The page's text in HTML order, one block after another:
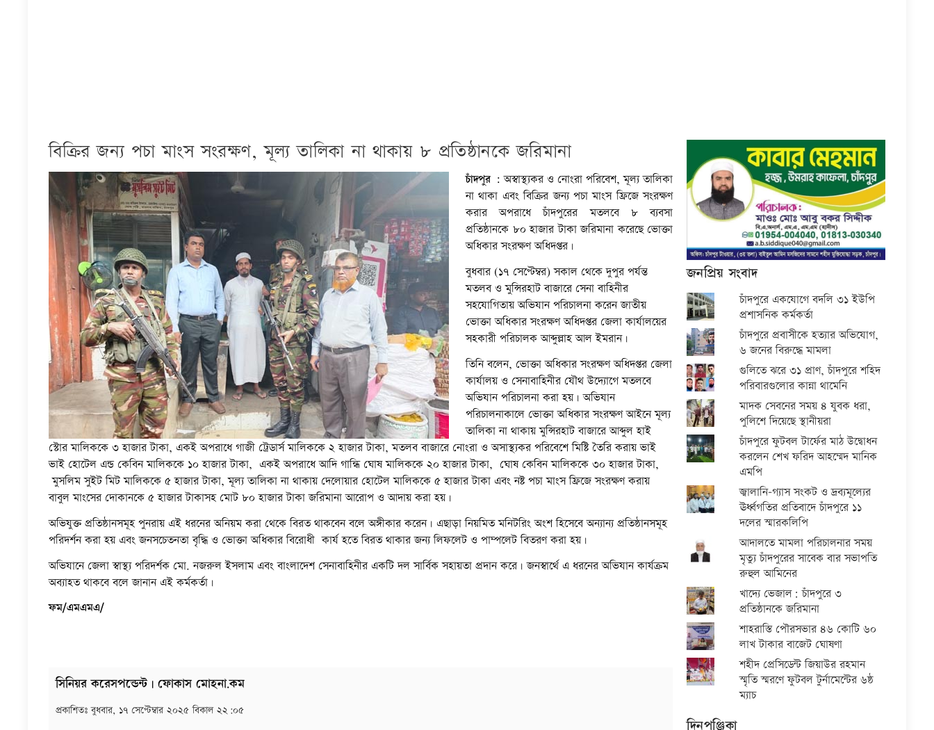
বিক্রির জন্য পচা মাংস সংরক্ষণ, মূল্য তালিকা না থাকায় ৮ প্রতিষ্ঠানকে জরিমানা
চাঁদপুর :অস্বাস্থ্যকর ও নোংরা পরিবেশ, মূল্য তালিকা
না থাকা এবং বিক্রির জন্য পচা মাংস ফ্রিজে সংরক্ষণ
করার অপরাধে চাঁদপুরের মতলবে ৮ ব্যবসা
প্রতিষ্ঠানকে ৮০ হাজার টাকা জরিমানা করেছে ভোক্তা
অধিকার সংরক্ষণ অধিদপ্তর।
বুধবার (১৭ সেপ্টেম্বর) সকাল থেকে দুপুর পর্যন্ত
মতলব ও মুন্সিরহাট বাজারে সেনা বাহিনীর
সহযোগিতায় অভিযান পরিচালনা করেন জাতীয়
ভোক্তা অধিকার সংরক্ষণ অধিদপ্তর জেলা কার্যালয়ের
সহকারী পরিচালক আব্দুল্লাহ আল ইমরান।
তিনি বলেন, ভোক্তা অধিকার সংরক্ষণ অধিদপ্তর জেলা
কার্যালয় ও সেনাবাহিনীর যৌথ উদ্যোগে মতলবে
অভিযান পরিচালনা করা হয়। অভিযান
পরিচালনাকালে ভোক্তা অধিকার সংরক্ষণ আইনে মূল্য
তালিকা না থাকায় মুন্সিরহাট বাজারে আব্দুল হাই
স্টোর মালিককে ৩ হাজার টাকা, একই অপরাধে গাজী ট্রেডার্স মালিককে ২ হাজার টাকা, মতলব বাজারে নোংরা ও অসাস্থ্যকর পরিবেশে মিষ্টি তৈরি করায় ভাই
ভাই হোটেল এন্ড কেবিন মালিককে ১০ হাজার টাকা, একই অপরাধে আদি গান্ধি ঘোষ মালিককে ২০ হাজার টাকা, ঘোষ কেবিন মালিককে ৩০ হাজার টাকা,
মুসলিম সুইট মিট মালিককে ৫ হাজার টাকা, মূল্য তালিকা না থাকায় দেলোয়ার হোটেল মালিককে ৫ হাজার টাকা এবং নষ্ট পচা মাংস ফ্রিজে সংরক্ষণ করায়
বাবুল মাংসের দোকানকে ৫ হাজার টাকাসহ মোট ৮০ হাজার টাকা জরিমানা আরোপ ও আদায় করা হয়।
অভিযুক্ত প্রতিষ্ঠানসমূহ পুনরায় এই ধরনের অনিয়ম করা থেকে বিরত থাকবেন বলে অঙ্গীকার করেন। এছাড়া নিয়মিত মনিটরিং অংশ হিসেবে অন্যান্য প্রতিষ্ঠানসমূহ
পরিদর্শন করা হয় এবং জনসচেতনতা বৃদ্ধি ও ভোক্তা অধিকার বিরোধী কার্য হতে বিরত থাকার জন্য লিফলেট ও পাম্পলেট বিতরণ করা হয়।
অভিযানে জেলা স্বাস্থ্য পরিদর্শক মো. নজরুল ইসলাম এবং বাংলাদেশ সেনাবাহিনীর একটি দল সার্বিক সহায়তা প্রদান করে। জনস্বার্থে এ ধরনের অভিযান কার্যক্রম
অব্যাহত থাকবে বলে জানান এই কর্মকর্তা।
ফম/এমএমএ/
সিনিয়র করেসপন্ডেন্ট | ফোকাস মোহনা.কম
প্রকাশিতঃবুধবার, ১৭ সেপ্টেম্বার ২০২৫ বিকাল ২২:০৫
জনপ্রিয় সংবাদ
চাঁদপুরে একযোগে বদলি ৩১ ইউপি
প্রশাসনিক কর্মকর্তা
চাঁদপুরে প্রবাসীকে হত্যার অভিযোগ,
৬ জনের বিরুদ্ধে মামলা
গুলিতে ঝরে ৩১ প্রাণ, চাঁদপুরে শহিদ
পরিবারগুলোর কান্না থামেনি
মাদক সেবনের সময় ৪ যুবক ধরা,
পুলিশে দিয়েছে স্থানীয়রা
চাঁদপুরে ফুটবল টার্ফের মাঠ উদ্বোধন
করলেন শেখ ফরিদ আহম্মেদ মানিক
এমপি
জ্বালানি-গ্যাস সংকট ও দ্রব্যমূল্যের
ঊর্ধ্বগতির প্রতিবাদে চাঁদপুরে ১১
দলের স্মারকলিপি
আদালতে মামলা পরিচালনার সময়
মৃত্যু চাঁদপুরের সাবেক বার সভাপতি
রুহুল আমিনের
খাদ্যে ভেজাল: চাঁদপুরে ৩
প্রতিষ্ঠানকে জরিমানা
শাহরাস্তি পৌরসভার ৪৬ কোটি ৬০
লাখ টাকার বাজেট ঘোষণা
শহীদ প্রেসিডেন্ট জিয়াউর রহমান
স্মৃতি স্মরণে ফুটবল টুর্নামেন্টের ৬ষ্ঠ
ম্যাচ
দিনপঞ্জিকা